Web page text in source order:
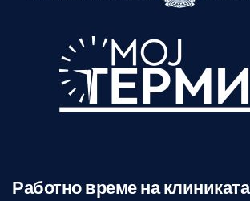
Работно време на клиниката